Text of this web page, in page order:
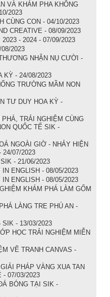
VÀ KHÁM PHA KHÔNG
2023
CÙNG CON - 04/10/2023
CREATIVE - 08/09/2023
- 2024 - 07/09/2023
2023
NHẬN NỤ CƯỜI -
KỲ - 24/08/2023
TRƯỜNG MẦM NON
TƯ DUY HOA KỲ -
TRẢI NGHIỆM CÙNG
QUỐC TẾ SIK -
NGOÀI GIỜ - NHẢY HIỆN
24/07/2023
- 21/06/2023
ENGLISH - 08/05/2023
ENGLISH - 08/05/2023
KHÁM PHÁ LÀM GỐM
LÀNG TRE PHÚ AN -
SIK - 13/03/2023
HỌC TRẢI NGHIỆM MIỄN
VẼ TRANH CANVAS -
PHÁP VÀNG XUA TAN
- 07/03/2023
BÓNG TẠI SIK -